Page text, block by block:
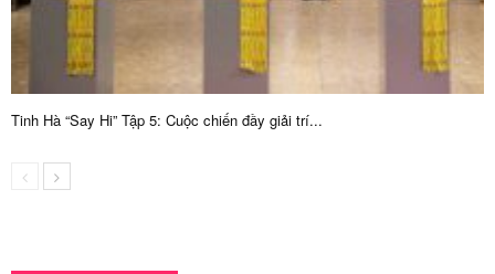
Tinh Hà “Say Hi” Tập 5: Cuộc chiến đầy giải trí...